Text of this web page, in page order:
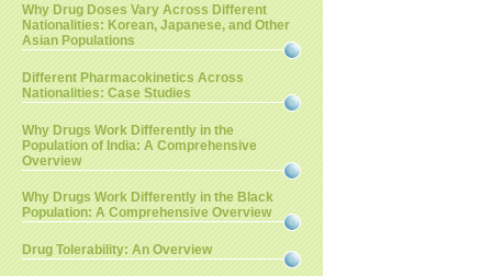
Why Drug Doses Vary Across Different
Nationalities: Korean, Japanese, and Other
Asian Populations
Different Pharmacokinetics Across
Nationalities: Case Studies
Why Drugs Work Differently in the
Population of India: A Comprehensive
Overview
Why Drugs Work Differently in the Black
Population: A Comprehensive Overview
Drug Tolerability: An Overview